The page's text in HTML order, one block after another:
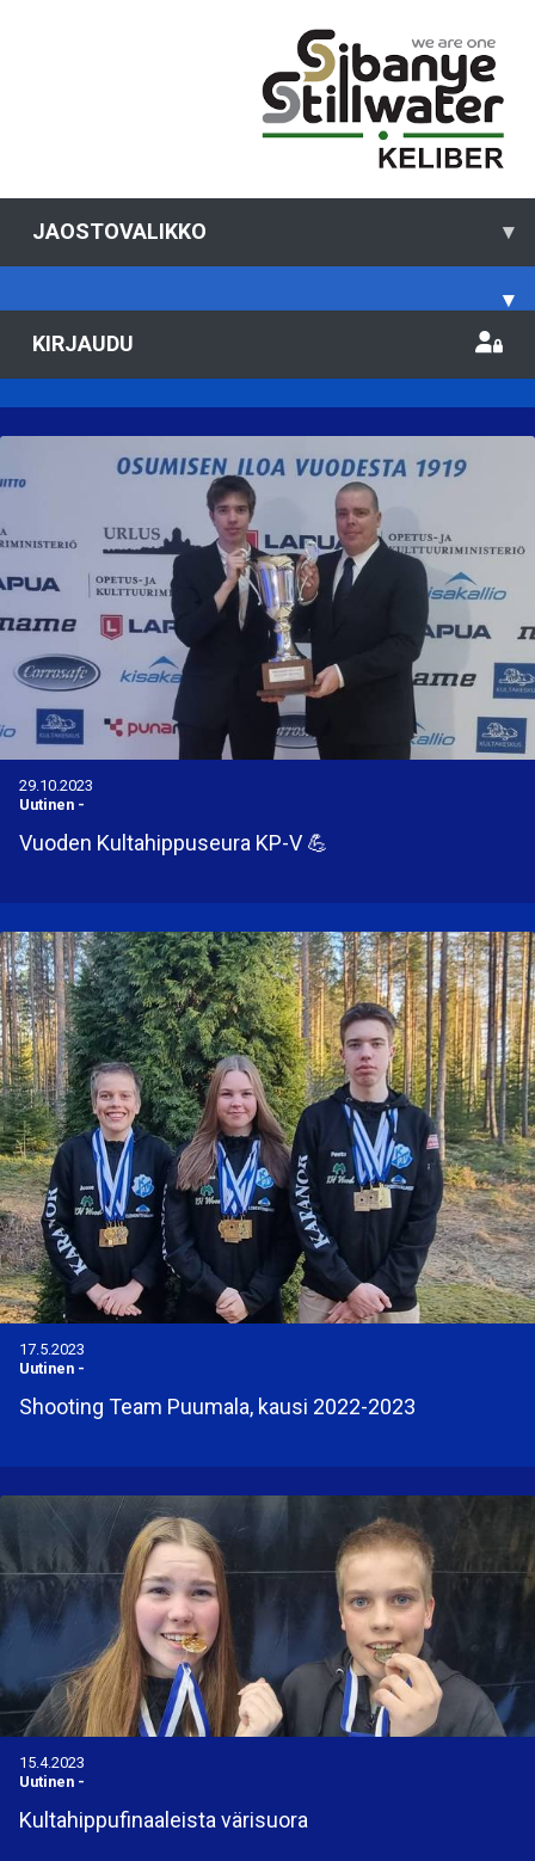
JAOSTOVALIKKO ▾
▾
KIRJAUDU
29.10.2023
Uutinen -
Vuoden Kultahippuseura KP-V 💪
17.5.2023
Uutinen -
Shooting Team Puumala, kausi 2022-2023
15.4.2023
Uutinen -
Kultahippufinaaleista värisuora